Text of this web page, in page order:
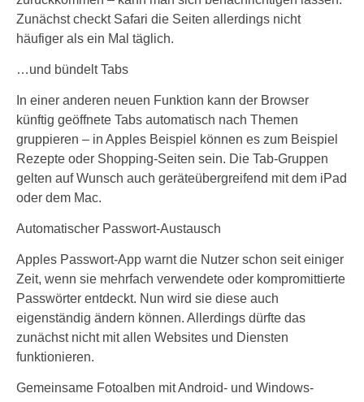
Zunächst checkt Safari die Seiten allerdings nicht
häufiger als ein Mal täglich.
…und bündelt Tabs
In einer anderen neuen Funktion kann der Browser
künftig geöffnete Tabs automatisch nach Themen
gruppieren – in Apples Beispiel können es zum Beispiel
Rezepte oder Shopping-Seiten sein. Die Tab-Gruppen
gelten auf Wunsch auch geräteübergreifend mit dem iPad
oder dem Mac.
Automatischer Passwort-Austausch
Apples Passwort-App warnt die Nutzer schon seit einiger
Zeit, wenn sie mehrfach verwendete oder kompromittierte
Passwörter entdeckt. Nun wird sie diese auch
eigenständig ändern können. Allerdings dürfte das
zunächst nicht mit allen Websites und Diensten
funktionieren.
Gemeinsame Fotoalben mit Android- und Windows-